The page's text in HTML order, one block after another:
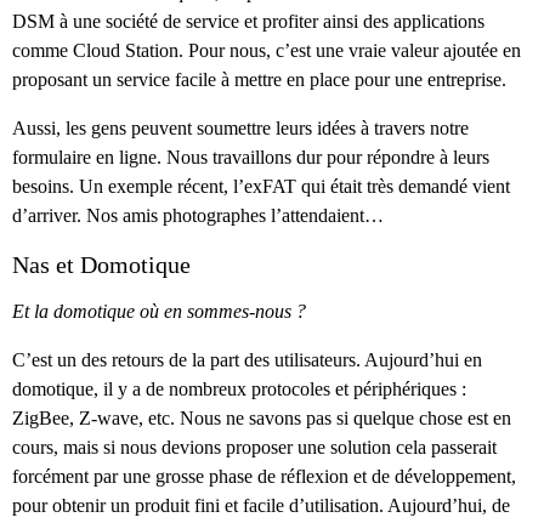
DSM à une société de service et profiter ainsi des applications
comme Cloud Station. Pour nous, c’est une vraie valeur ajoutée en
proposant un service facile à mettre en place pour une entreprise.
Aussi, les gens peuvent soumettre leurs idées à travers notre
formulaire en ligne. Nous travaillons dur pour répondre à leurs
besoins. Un exemple récent, l’exFAT qui était très demandé vient
d’arriver. Nos amis photographes l’attendaient…
Nas et Domotique
Et la domotique où en sommes-nous ?
C’est un des retours de la part des utilisateurs. Aujourd’hui en
domotique, il y a de nombreux protocoles et périphériques :
ZigBee, Z-wave, etc. Nous ne savons pas si quelque chose est en
cours, mais si nous devions proposer une solution cela passerait
forcément par une grosse phase de réflexion et de développement,
pour obtenir un produit fini et facile d’utilisation. Aujourd’hui, de